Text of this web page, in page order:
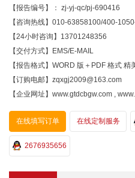
【报告编号】： zj-yj-qc/pj-690416
【咨询热线】010-63858100/400-
【24小时咨询】13701248356
【交付方式】EMS/E-MAIL
【报告格式】WORD 版＋PDF 格式 精
【订购电邮】zqxgj2009@163.com
【企业网址】www.gtdcbgw.com ,
在线填写订单 在线定制服务
2676935656